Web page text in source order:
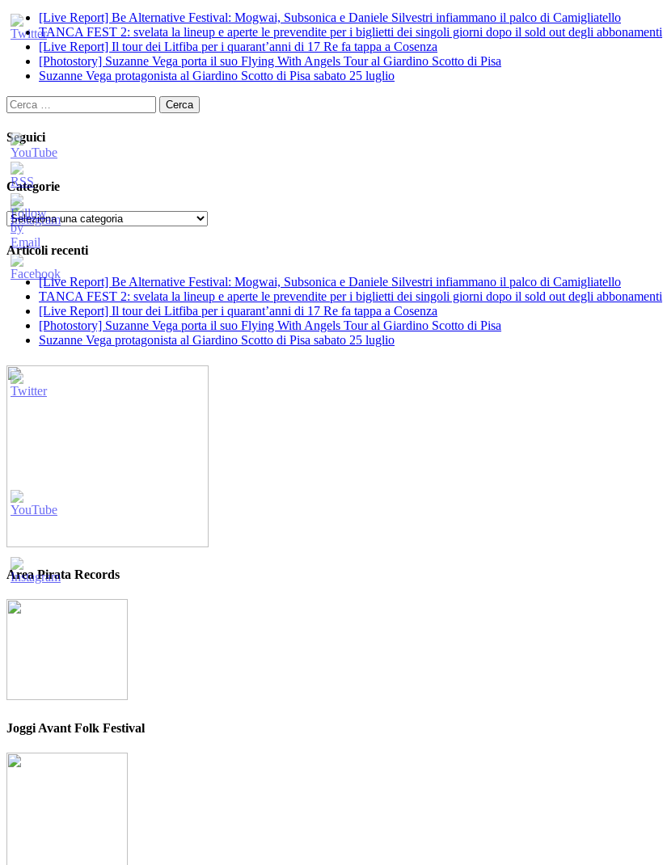
[Live Report] Be Alternative Festival: Mogwai, Subsonica e Daniele Silvestri infiammano il palco di Camigliatello
TANCA FEST 2: svelata la lineup e aperte le prevendite per i biglietti dei singoli giorni dopo il sold out degli abbonamenti
[Live Report] Il tour dei Litfiba per i quarant’anni di 17 Re fa tappa a Cosenza
[Photostory] Suzanne Vega porta il suo Flying With Angels Tour al Giardino Scotto di Pisa
Suzanne Vega protagonista al Giardino Scotto di Pisa sabato 25 luglio
Ricerca
per:
Seguici
Categorie
Categorie
Articoli recenti
[Live Report] Be Alternative Festival: Mogwai, Subsonica e Daniele Silvestri infiammano il palco di Camigliatello
TANCA FEST 2: svelata la lineup e aperte le prevendite per i biglietti dei singoli giorni dopo il sold out degli abbonamenti
[Live Report] Il tour dei Litfiba per i quarant’anni di 17 Re fa tappa a Cosenza
[Photostory] Suzanne Vega porta il suo Flying With Angels Tour al Giardino Scotto di Pisa
Suzanne Vega protagonista al Giardino Scotto di Pisa sabato 25 luglio
Area Pirata Records
Joggi Avant Folk Festival